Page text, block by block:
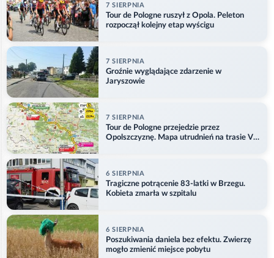
7 SIERPNIA
Tour de Pologne ruszył z Opola. Peleton
rozpoczął kolejny etap wyścigu
7 SIERPNIA
Groźnie wyglądające zdarzenie w
Jaryszowie
7 SIERPNIA
Tour de Pologne przejedzie przez
Opolszczyznę. Mapa utrudnień na trasie V
6 SIERPNIA
Tragiczne potrącenie 83-latki w Brzegu.
Kobieta zmarła w szpitalu
6 SIERPNIA
Poszukiwania daniela bez efektu. Zwierzę
mogło zmienić miejsce pobytu